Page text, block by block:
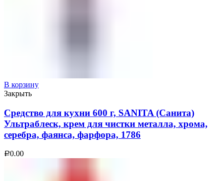
В корзину
Закрыть
Средство для кухни 600 г, SANITA (Санита)
Ультраблеск, крем для чистки металла, хрома,
серебра, фаянса, фарфора, 1786
Р0.00